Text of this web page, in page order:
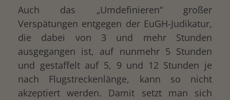
Auch das „Umdefinieren“ großer
Verspätungen entgegen der EuGH-Judikatur,
die dabei von 3 und mehr Stunden
ausgegangen ist, auf nunmehr 5 Stunden
und gestaffelt auf 5, 9 und 12 Stunden je
nach Flugstreckenlänge, kann so nicht
akzeptiert werden. Damit setzt man sich